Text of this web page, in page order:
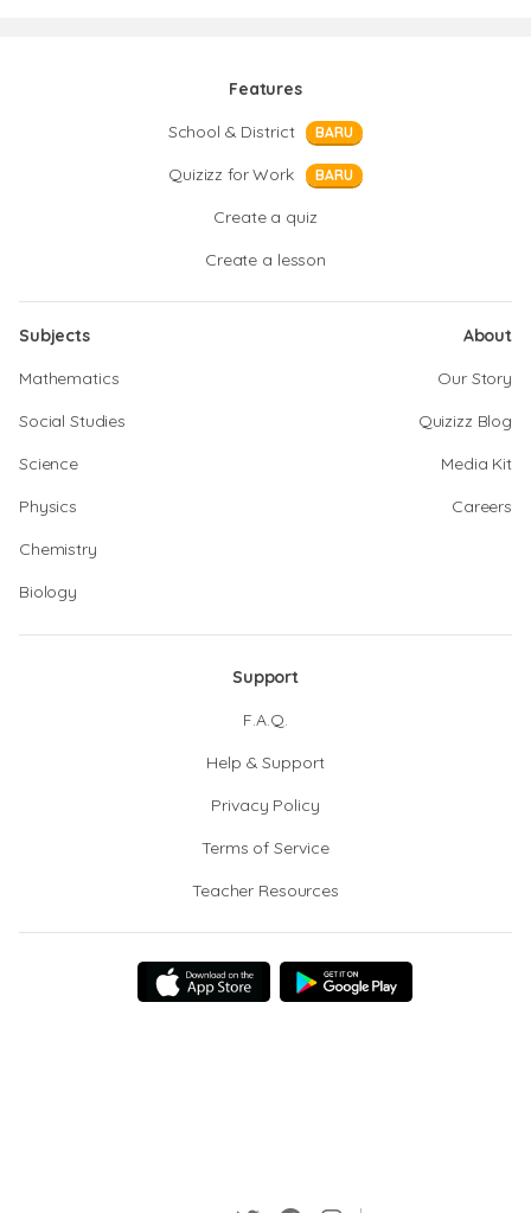
Features
School & District
BARU
Quizizz for Work BARU
Create a quiz
Create a lesson
Subjects
Mathematics
Social Studies
Science
Physics
Chemistry
Biology
About
Our Story
Quizizz Blog
Media Kit
Careers
Support
F.A.Q.
Help & Support
Privacy Policy
Terms of Service
Teacher Resources